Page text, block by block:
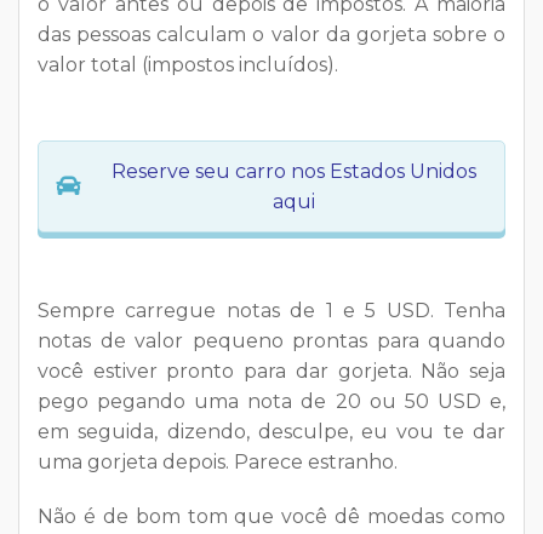
das pessoas calculam o valor da gorjeta sobre o
valor total (impostos incluídos).
Reserve seu carro nos Estados Unidos
aqui
Sempre carregue notas de 1 e 5 USD. Tenha
notas de valor pequeno prontas para quando
você estiver pronto para dar gorjeta. Não seja
pego pegando uma nota de 20 ou 50 USD e,
em seguida, dizendo, desculpe, eu vou te dar
uma gorjeta depois. Parece estranho.
Não é de bom tom que você dê moedas como